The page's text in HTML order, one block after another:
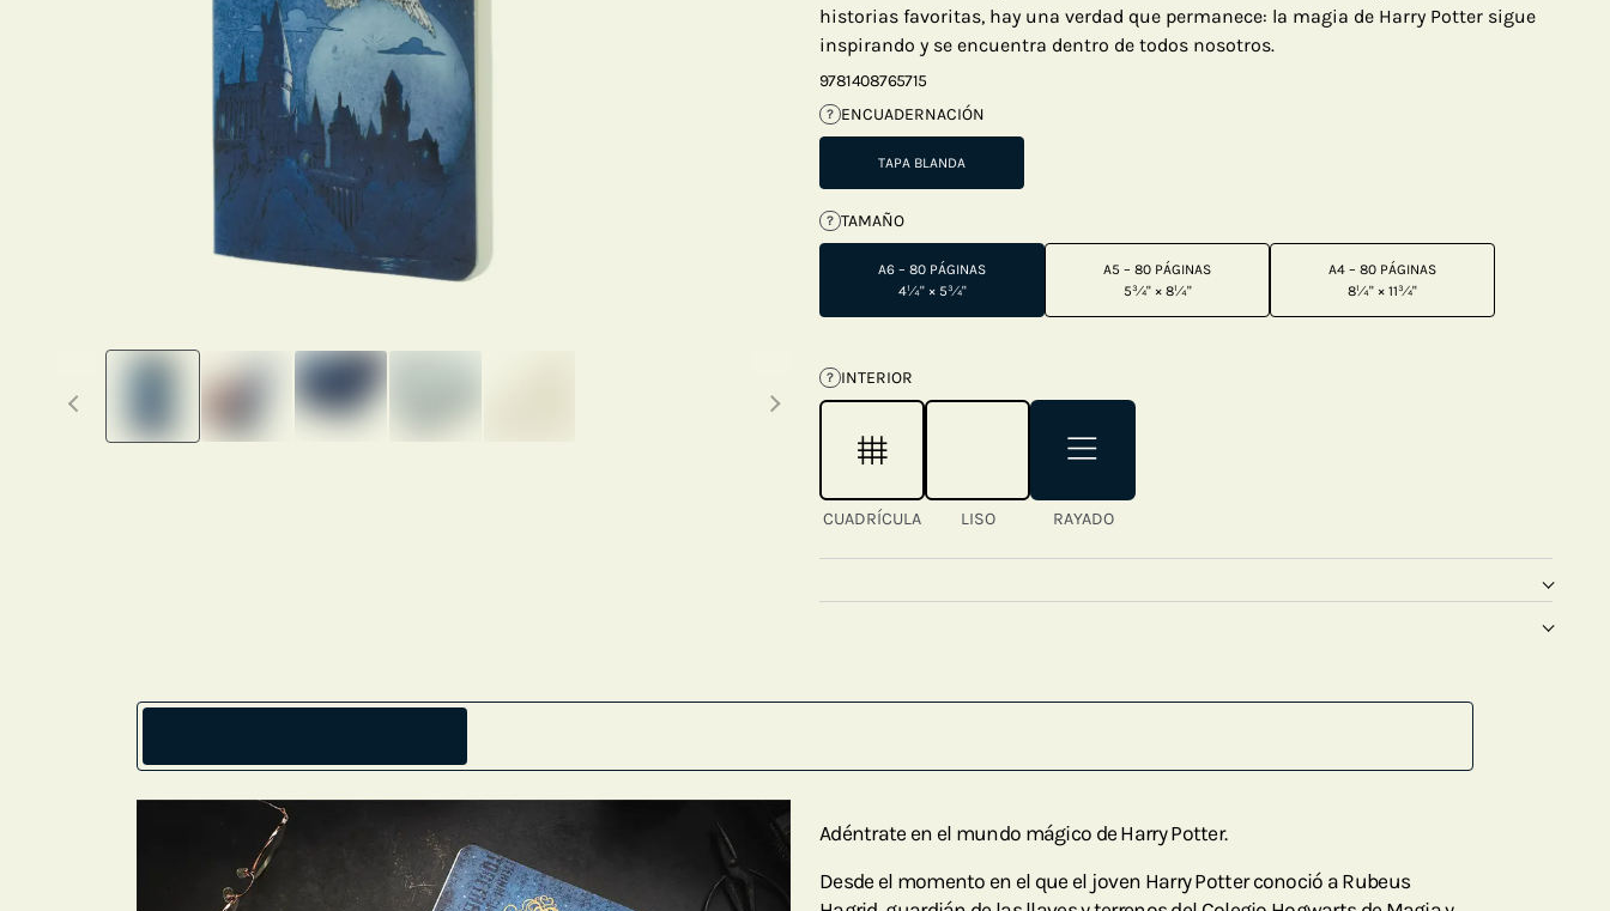
Previous thumbnails Next thumbnails
historias favoritas, hay una verdad que permanece: la magia de Harry Potter sigue
inspirando y se encuentra dentro de todos nosotros.
9781408765715
? ENCUADERNACIÓN
TAPA BLANDA
? TAMAÑO
A6 – 80 PÁGINAS
4¼" × 5¾"
A5 – 80 PÁGINAS
5¾" × 8¼"
A4 – 80 PÁGINAS
8¼" × 11¾"
? INTERIOR
CUADRÍCULA LISO RAYADO
Adéntrate en el mundo mágico de Harry Potter.
Desde el momento en el que el joven Harry Potter conoció a Rubeus